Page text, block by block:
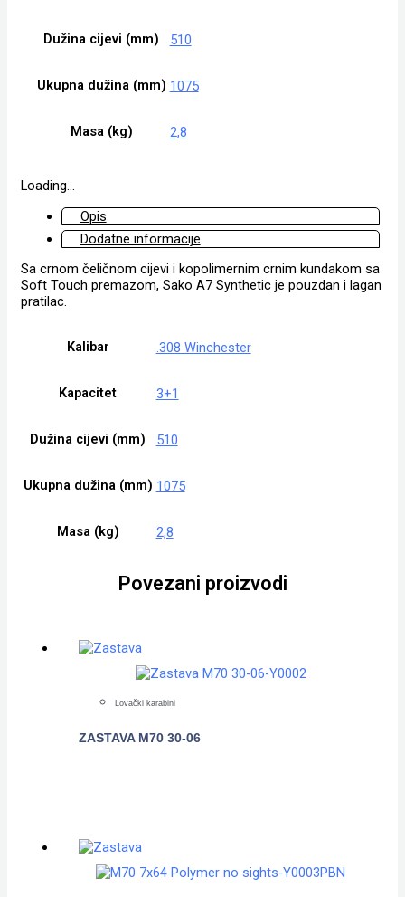
Dužina cijevi (mm) 510
Ukupna dužina (mm) 1075
Masa (kg) 2,8
Loading...
Opis
Dodatne informacije
Sa crnom čeličnom cijevi i kopolimernim crnim kundakom sa
Soft Touch premazom, Sako A7 Synthetic je pouzdan i lagan
pratilac.
Kalibar .308 Winchester
Kapacitet 3+1
Dužina cijevi (mm) 510
Ukupna dužina (mm) 1075
Masa (kg) 2,8
Povezani proizvodi
Lovački karabini
ZASTAVA M70 30-06